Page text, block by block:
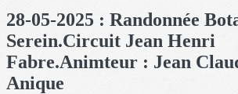
28-05-2025 : Randonnée
Serein.Circuit Jean Henri
Fabre.Animteur : Jean
Anique